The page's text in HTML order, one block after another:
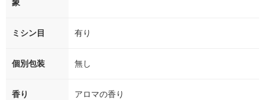
象
ミシン目 有り
個別包装 無し
香り アロマの香り